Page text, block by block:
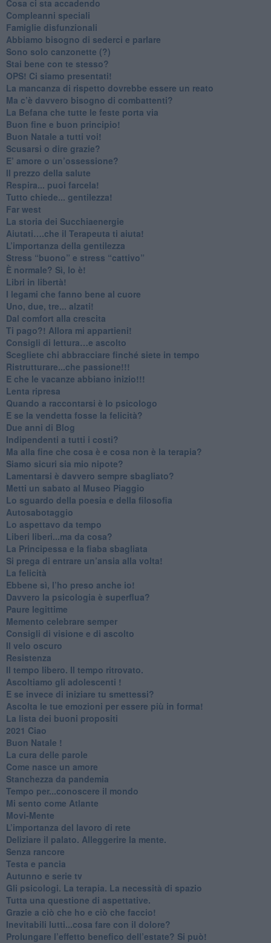
​Cosa ci sta accadendo
​Compleanni speciali
​Famiglie disfunzionali
​Abbiamo bisogno di sederci e parlare
Sono solo canzonette (?)
​Stai bene con te stesso?
​OPS! Ci siamo presentati!
​La mancanza di rispetto dovrebbe essere un reato
​Ma c’è davvero bisogno di combattenti?
​La Befana che tutte le feste porta via
Buon fine e buon principio!
​Buon Natale a tutti voi!
​Scusarsi o dire grazie?
​E’ amore o un’ossessione?
​Il prezzo della salute
​Respira... puoi farcela!
​Tutto chiede... gentilezza!
​Far west
​La storia dei Succhiaenergie
​Aiutati….che il Terapeuta ti aiuta!
​L’importanza della gentilezza
​Stress “buono” e stress “cattivo”
​È normale? Sì, lo è!
​Libri in libertà!
​I legami che fanno bene al cuore
Uno, due, tre... alzati!​
​Dal comfort alla crescita
​Ti pago?! Allora mi appartieni!​
​Consigli di lettura…e ascolto
​Scegliete chi abbracciare finché siete in tempo
​Ristrutturare...che passione!!!
​E che le vacanze abbiano inizio!!!
​Lenta ripresa
​Quando a raccontarsi è lo psicologo
​E se la vendetta fosse la felicità?
​Due anni di Blog
​Indipendenti a tutti i costi?
​Ma alla fine che cosa è e cosa non è la terapia?
​Siamo sicuri sia mio nipote?
​Lamentarsi è davvero sempre sbagliato?
​Metti un sabato al Museo Piaggio
​Lo sguardo della poesia e della filosofia
Autosabotaggio
​Lo aspettavo da tempo
​Liberi liberi...ma da cosa?
​La Principessa e la fiaba sbagliata
Si prega di entrare un’ansia alla volta!
​La felicità
​Ebbene sì, l’ho preso anche io!
​Davvero la psicologia è superflua?
Paure legittime
​Memento celebrare semper
​Consigli di visione e di ascolto
​Il velo oscuro
Resistenza
​Il tempo libero. Il tempo ritrovato.
Ascoltiamo gli adolescenti !
​E se invece di iniziare tu smettessi?
​Ascolta le tue emozioni per essere più in forma!
​La lista dei buoni propositi
2021 Ciao
Buon Natale !
​La cura delle parole
​Come nasce un amore
Stanchezza da pandemia
​Tempo per...conoscere il mondo
​Mi sento come Atlante
​Movi-Mente
​L’importanza del lavoro di rete
​Deliziare il palato. Alleggerire la mente.
​Senza rancore
​Testa e pancia
​Autunno e serie tv
​Gli psicologi. La terapia. La necessità di spazio
​Tutta una questione di aspettative.
​Grazie a ciò che ho e ciò che faccio!
​Inevitabili lutti...cosa fare con il dolore?
Prolungare l’effetto benefico dell’estate? Si può!